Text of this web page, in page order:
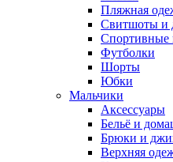
Пляжная
Свитшоты и
Спортивные
Футболки
Шорты
Юбки
Мальчики
Аксессуары
Бельё и
Брюки и
Верхняя